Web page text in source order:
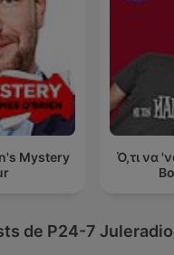
Mystery
Ό,τι να
de P24-7